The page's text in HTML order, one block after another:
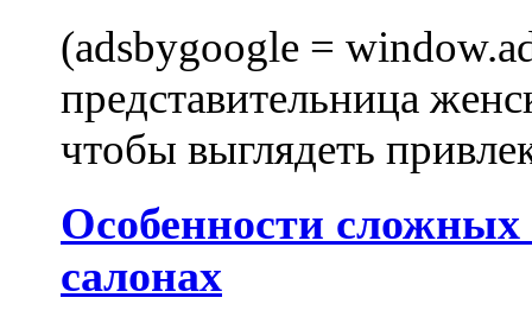
(adsbygoogle =
представительница
чтобы выглядеть
Особенности
салонах